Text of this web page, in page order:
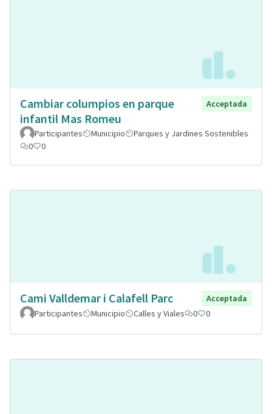
Cambiar columpios en parque
infantil Mas Romeu
Acceptada
Participantes Municipio
Parques y Jardines Sostenibles
0
0
Cami Valldemar i Calafell Parc
Acceptada
Participantes
Municipio Calles y Viales 0 0